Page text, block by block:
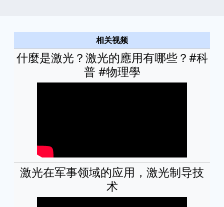
相关视频
什麼是激光？激光的應用有哪些？#科
普 #物理學
激光在军事领域的应用，激光制导技
术